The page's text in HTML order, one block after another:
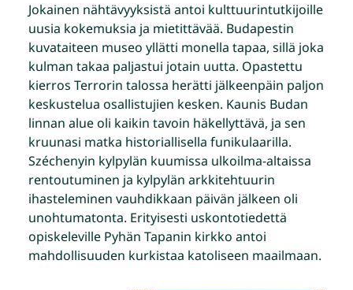
Jokainen nähtävyyksistä antoi kulttuurintutkijoille
uusia kokemuksia ja mietittävää. Budapestin
kuvataiteen museo yllätti monella tapaa, sillä joka
kulman takaa paljastui jotain uutta. Opastettu
kierros Terrorin talossa herätti jälkeenpäin paljon
keskustelua osallistujien kesken. Kaunis Budan
linnan alue oli kaikin tavoin häkellyttävä, ja sen
kruunasi matka historiallisella funikulaarilla.
Széchenyin kylpylän kuumissa ulkoilma-altaissa
rentoutuminen ja kylpylän arkkitehtuurin
ihasteleminen vauhdikkaan päivän jälkeen oli
unohtumatonta. Erityisesti uskontotiedettä
opiskeleville Pyhän Tapanin kirkko antoi
mahdollisuuden kurkistaa katoliseen maailmaan.